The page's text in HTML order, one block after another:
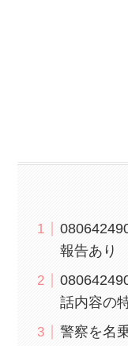
報告あり
話内容の
警察を名